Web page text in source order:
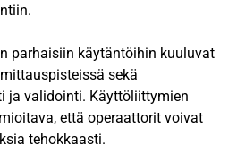
parhaisiin käytäntöihin kuuluvat
sekä
ja validointi. Käyttöliittymien
että operaattorit voivat
tehokkaasti.